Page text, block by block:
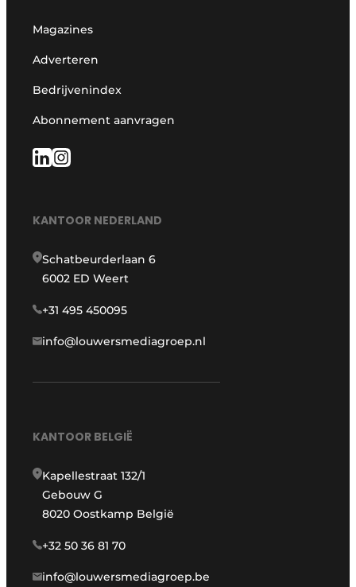
Magazines
Adverteren
Bedrijvenindex
Abonnement aanvragen
KANTOOR NEDERLAND
Schatbeurderlaan 6
6002 ED Weert
+31 495 450095
info@louwersmediagroep.nl
KANTOOR BELGIË
Kapellestraat 132/1
Gebouw G
8020 Oostkamp België
+32 50 36 81 70
info@louwersmediagroep.be